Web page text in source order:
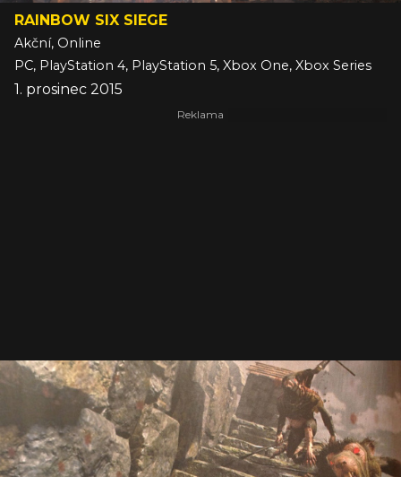
RAINBOW SIX SIEGE
Akční, Online
PC, PlayStation 4, PlayStation 5, Xbox One, Xbox Series
1. prosinec 2015